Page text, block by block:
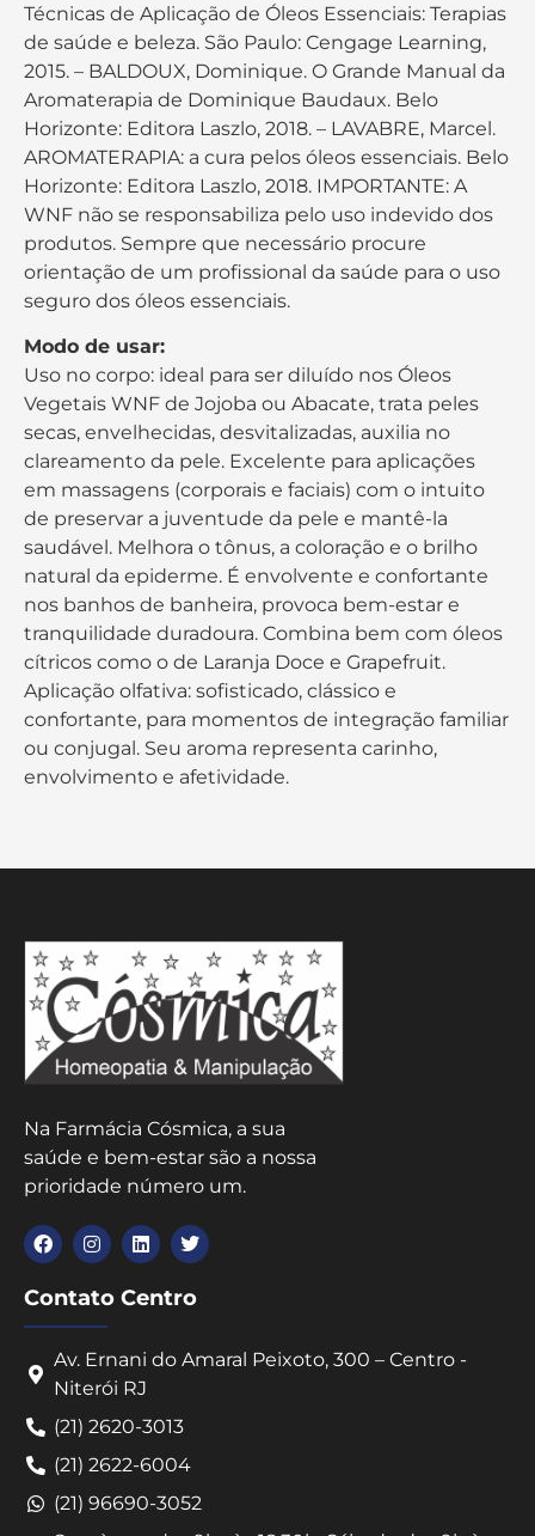
Técnicas de Aplicação de Óleos Essenciais: Terapias
de saúde e beleza. São Paulo: Cengage Learning,
2015. – BALDOUX, Dominique. O Grande Manual da
Aromaterapia de Dominique Baudaux. Belo
Horizonte: Editora Laszlo, 2018. – LAVABRE, Marcel.
AROMATERAPIA: a cura pelos óleos essenciais. Belo
Horizonte: Editora Laszlo, 2018. IMPORTANTE: A
WNF não se responsabiliza pelo uso indevido dos
produtos. Sempre que necessário procure
orientação de um profissional da saúde para o uso
seguro dos óleos essenciais.
Modo de usar:
Uso no corpo: ideal para ser diluído nos Óleos
Vegetais WNF de Jojoba ou Abacate, trata peles
secas, envelhecidas, desvitalizadas, auxilia no
clareamento da pele. Excelente para aplicações
em massagens (corporais e faciais) com o intuito
de preservar a juventude da pele e mantê-la
saudável. Melhora o tônus, a coloração e o brilho
natural da epiderme. É envolvente e confortante
nos banhos de banheira, provoca bem-estar e
tranquilidade duradoura. Combina bem com óleos
cítricos como o de Laranja Doce e Grapefruit.
Aplicação olfativa: sofisticado, clássico e
confortante, para momentos de integração familiar
ou conjugal. Seu aroma representa carinho,
envolvimento e afetividade.
Na Farmácia Cósmica, a sua
saúde e bem-estar são a nossa
prioridade número um.
Contato Centro
Av. Ernani do Amaral Peixoto, 300 – Centro -
Niterói RJ
(21) 2620-3013
(21) 2622-6004
(21) 96690-3052